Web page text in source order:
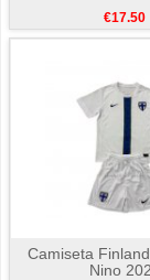
€17.50
Camiseta
Nino